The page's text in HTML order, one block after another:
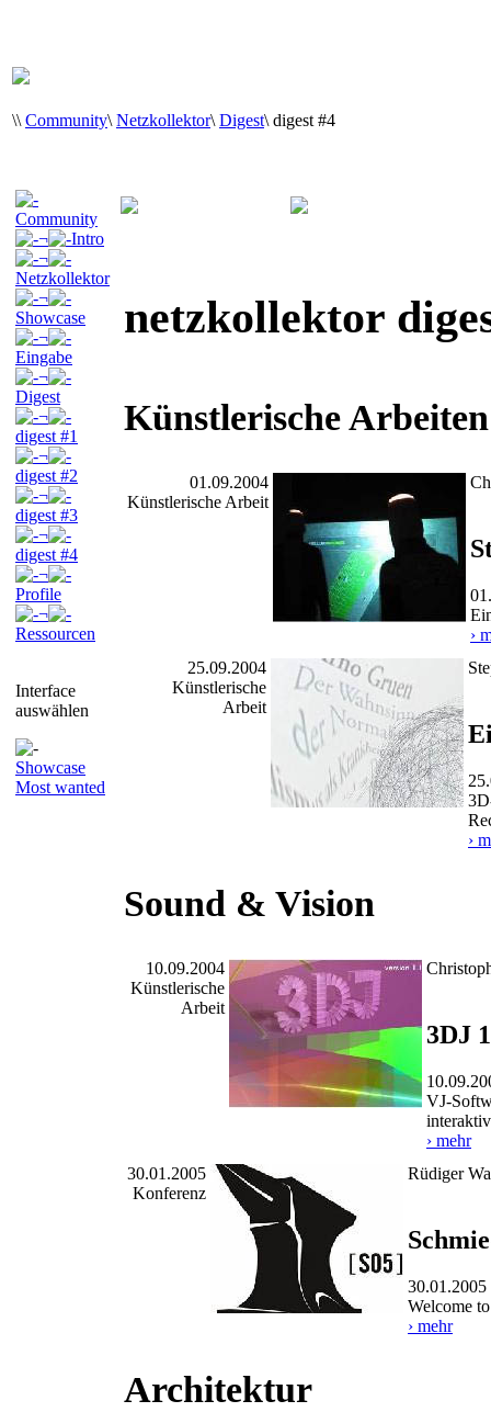
\\ Community\ Netzkollektor\ Digest\ digest #4
Community
¬
Intro
¬
Netzkollektor
¬
Showcase
¬
Eingabe
¬
Digest
¬
digest #1
¬
digest #2
¬
digest #3
¬
digest #4
¬
Profile
¬
Ressourcen
Interface
auswählen
Showcase
Most wanted
netzkollektor
Künstlerische Arbeiten
01.09.2004
Künstlerische Arbeit
›
25.09.2004
Künstlerische
Arbeit
›
Sound & Vision
10.09.2004
Künstlerische
Arbeit
3DJ
VJ-
› mehr
30.01.2005
Konferenz
Rüdiger
30.01.2005
Welcome
› mehr
Architektur